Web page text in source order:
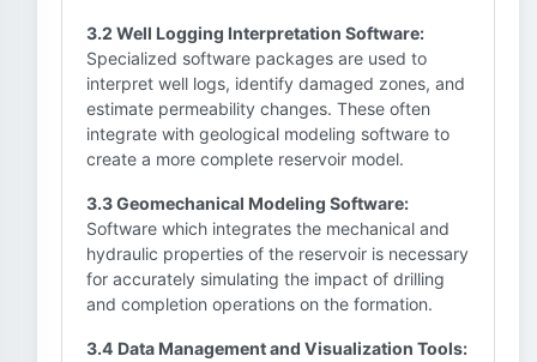
3.2 Well Logging Interpretation Software:
Specialized software packages are used to
interpret well logs, identify damaged zones, and
estimate permeability changes. These often
integrate with geological modeling software to
create a more complete reservoir model.
3.3 Geomechanical Modeling Software:
Software which integrates the mechanical and
hydraulic properties of the reservoir is necessary
for accurately simulating the impact of drilling
and completion operations on the formation.
3.4 Data Management and Visualization Tools: